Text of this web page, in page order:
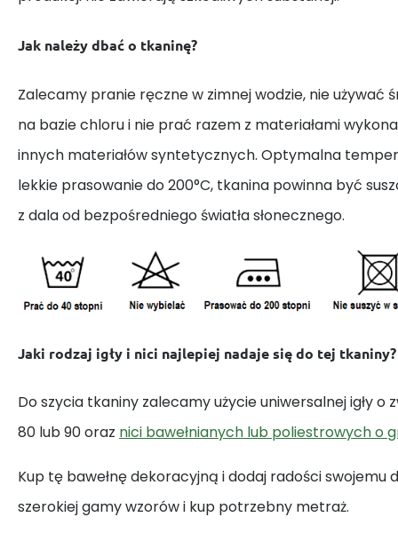
Jak należy dbać o tkaninę?
Zalecamy pranie ręczne w zimnej wodzie, nie używać
na bazie chloru i nie prać razem z materiałami
innych materiałów syntetycznych. Optymalna
lekkie prasowanie do 200°C, tkanina powinna być
z dala od bezpośredniego światła słonecznego.
Jaki rodzaj igły i nici najlepiej nadaje się do tej tkaniny?
Do szycia tkaniny zalecamy użycie uniwersalnej igły o
80 lub 90 oraz nici bawełnianych lub poliestrowych o
Kup tę bawełnę dekoracyjną i dodaj radości swojemu
szerokiej gamy wzorów i kup potrzebny metraż.